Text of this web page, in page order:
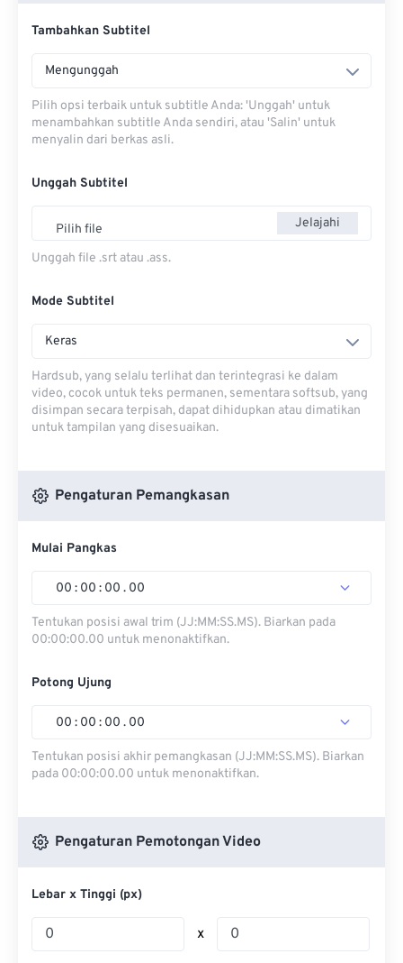
Tambahkan Subtitel
Mengunggah
Pilih opsi terbaik untuk subtitle Anda: 'Unggah' untuk
menambahkan subtitle Anda sendiri, atau 'Salin' untuk
menyalin dari berkas asli.
Unggah Subtitel
Pilih file Jelajahi
Unggah file .srt atau .ass.
Mode Subtitel
Keras
Hardsub, yang selalu terlihat dan terintegrasi ke dalam
video, cocok untuk teks permanen, sementara softsub, yang
disimpan secara terpisah, dapat dihidupkan atau dimatikan
untuk tampilan yang disesuaikan.
Pengaturan Pemangkasan
Mulai Pangkas
00 : 00 : 00 . 00
Tentukan posisi awal trim (JJ:MM:SS.MS). Biarkan pada
00:00:00.00 untuk menonaktifkan.
Potong Ujung
00 : 00 : 00 . 00
Tentukan posisi akhir pemangkasan (JJ:MM:SS.MS). Biarkan
pada 00:00:00.00 untuk menonaktifkan.
Pengaturan Pemotongan Video
Lebar x Tinggi (px)
x